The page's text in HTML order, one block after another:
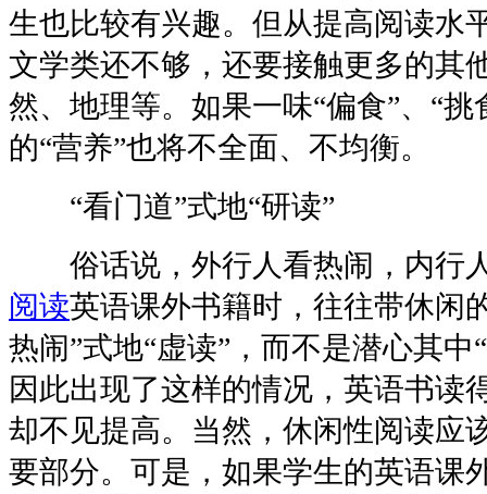
生也比较有兴趣。但从提高阅读水
文学类还不够，还要接触更多的其
然、地理等。如果一味“偏食”、“挑
的“营养”也将不全面、不均衡。
“看门道”式地“研读”
俗话说，外行人看热闹，内行
阅读英语课外书籍时，往往带休闲
热闹”式地“虚读”，而不是潜心其中
因此出现了这样的情况，英语书读
却不见提高。当然，休闲性阅读应
要部分。可是，如果学生的英语课